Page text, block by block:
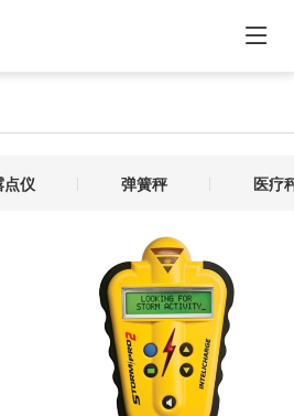

点仪 弹簧秤 医疗